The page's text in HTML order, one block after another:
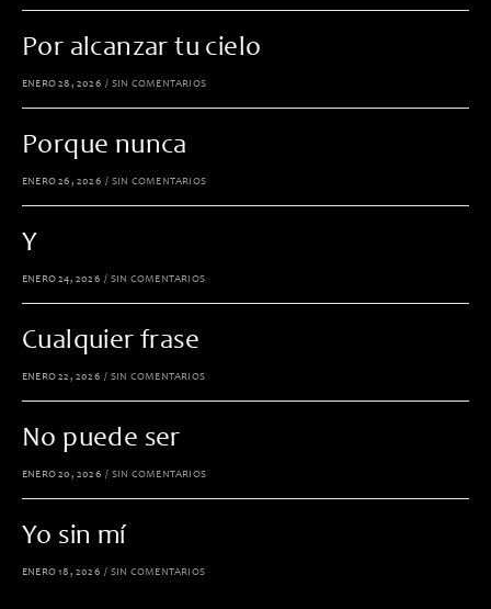
Por alcanzar tu cielo
ENERO 28, 2026 / SIN COMENTARIOS
Porque nunca
ENERO 26, 2026 / SIN COMENTARIOS
Y
ENERO 24, 2026 / SIN COMENTARIOS
Cualquier frase
ENERO 22, 2026 / SIN COMENTARIOS
No puede ser
ENERO 20, 2026 / SIN COMENTARIOS
Yo sin mí
ENERO 18, 2026 / SIN COMENTARIOS